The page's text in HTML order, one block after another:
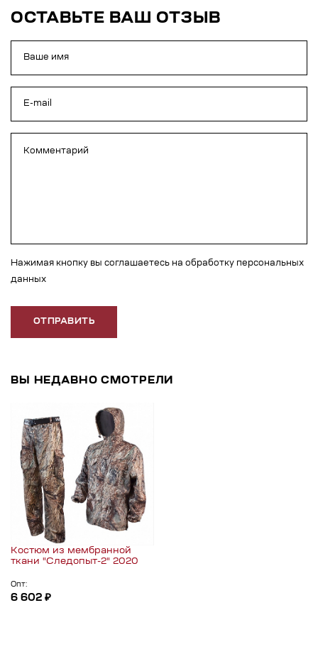
ОСТАВЬТЕ ВАШ ОТЗЫВ
Нажимая кнопку вы соглашаетесь на обработку персональных
данных
ОТПРАВИТЬ
ВЫ НЕДАВНО СМОТРЕЛИ
Костюм из мембранной
ткани "Следопыт-2" 2020
Опт:
6 602 ₽